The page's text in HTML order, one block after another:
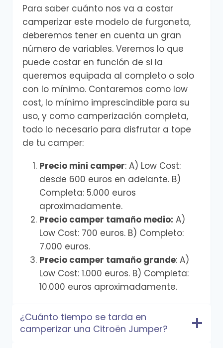
Para saber cuánto nos va a costar
camperizar este modelo de furgoneta,
deberemos tener en cuenta un gran
número de variables. Veremos lo que
puede costar en función de si la
queremos equipada al completo o solo
con lo mínimo. Contaremos como low
cost, lo mínimo imprescindible para su
uso, y como camperización completa,
todo lo necesario para disfrutar a tope
de tu camper:
Precio mini camper: A) Low Cost:
desde 600 euros en adelante. B)
Completa: 5.000 euros
aproximadamente.
Precio camper tamaño medio: A)
Low Cost: 700 euros. B) Completo:
7.000 euros.
Precio camper tamaño grande: A)
Low Cost: 1.000 euros. B) Completa:
10.000 euros aproximadamente.
¿Cuánto tiempo se tarda en
camperizar una Citroën Jumper?